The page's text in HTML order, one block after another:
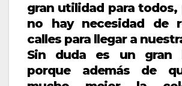
gran utilidad para todos,
no hay necesidad de
calles para llegar a
Sin duda es un gran
porque además de